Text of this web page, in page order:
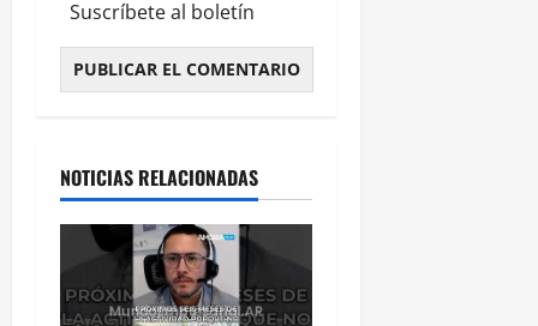
Suscríbete al boletín
NOTICIAS RELACIONADAS